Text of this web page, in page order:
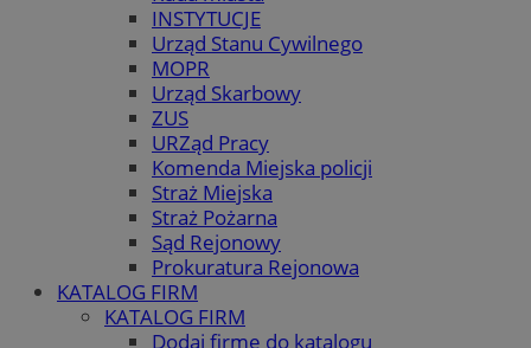
INSTYTUCJE
Urząd Stanu Cywilnego
MOPR
Urząd Skarbowy
ZUS
URZąd Pracy
Komenda Miejska policji
Straż Miejska
Straż Pożarna
Sąd Rejonowy
Prokuratura Rejonowa
KATALOG FIRM
KATALOG FIRM
Dodaj firmę do katalogu